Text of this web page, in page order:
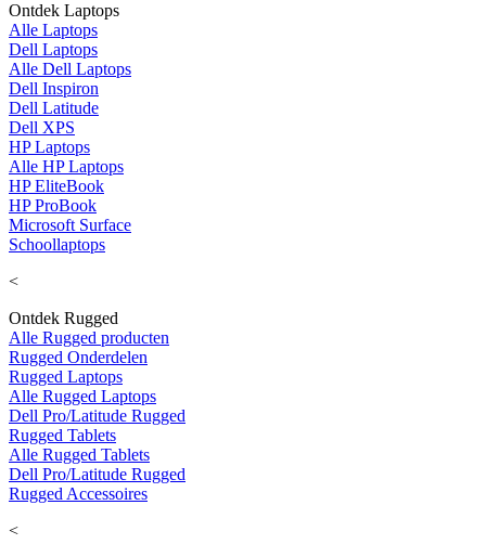
Ontdek Laptops
Alle Laptops
Dell Laptops
Alle Dell Laptops
Dell Inspiron
Dell Latitude
Dell XPS
HP Laptops
Alle HP Laptops
HP EliteBook
HP ProBook
Microsoft Surface
Schoollaptops
<
Ontdek Rugged
Alle Rugged producten
Rugged Onderdelen
Rugged Laptops
Alle Rugged Laptops
Dell Pro/Latitude Rugged
Rugged Tablets
Alle Rugged Tablets
Dell Pro/Latitude Rugged
Rugged Accessoires
<